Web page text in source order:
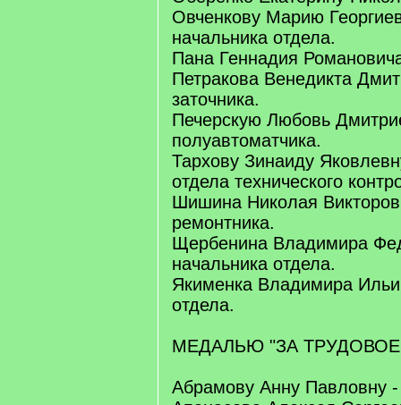
Овченкову Марию
начальника отдела.
Пана Геннадия
Петракова Венедикта
заточника.
Печерскую Любовь
полуавтоматчика.
Тархову Зинаиду
отдела технического
Шишина Николая
ремонтника.
Щербенина Владимира
начальника отдела.
Якименка Владимира
отдела.
МЕДАЛЬЮ "ЗА
Абрамову Анну Павловну -